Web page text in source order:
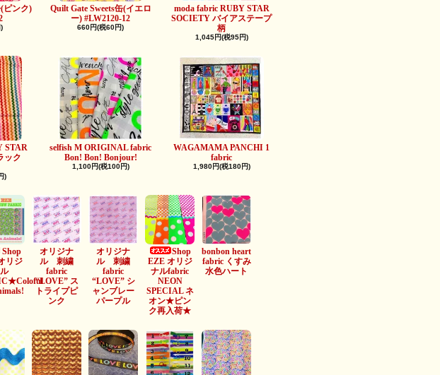
ピンク)
Quilt Gate Sweets缶(イエロ
ー) #LW2120-12
660円(税60円)
moda fabric RUBY STAR
SOCIETY バイアステープ
柄
1,045円(税95円)
STAR
ック
)
selfish M ORIGINAL fabric
Bon! Bon! Bonjour!
1,100円(税100円)
WAGAMAMA PANCHI 1
fabric
1,980円(税180円)
Shop
リジ
オリジナ
ル 刺繍
fabric
“LOVE” ス
トライプピ
ンク
オリジナ
ル 刺繍
fabric
“LOVE” シ
ャンブレー
パープル
Shop
EZE オリジ
ナルfabric
NEON
SPECIAL ネ
オン★ピン
ク再入荷★
bonbon heart
fabric くすみ
水色ハート